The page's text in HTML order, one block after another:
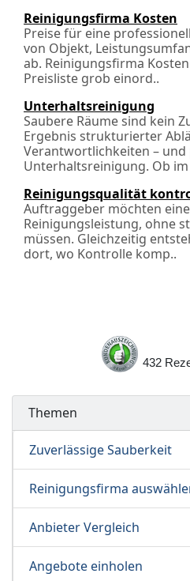
Reinigungsfirma Kosten
Preise für eine
von Objekt,
ab. Reinigungsfirma
Preisliste grob einord..
Unterhaltsreinigung
Saubere Räume sind kein
Ergebnis strukturierter
Verantwortlichkeiten –
Unterhaltsreinigung. Ob im
Reinigungsqualität
Auftraggeber möchten
Reinigungsleistung, ohne
müssen. Gleichzeitig
dort, wo Kontrolle komp..
432
Themen
Zuverlässige Sauberkeit
Reinigungsfirma
Anbieter Vergleich
Angebote einholen